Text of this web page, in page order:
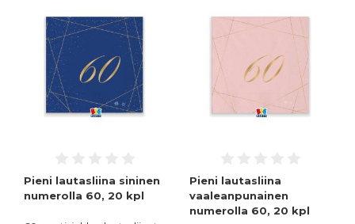
Pieni lautasliina sininen
numerolla 60, 20 kpl
Pieni lautasliina
vaaleanpunainen
numerolla 60, 20 kpl